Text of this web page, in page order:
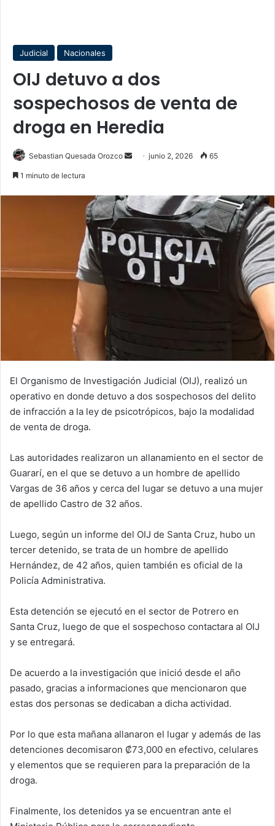
Judicial Nacionales
OIJ detuvo a dos
sospechosos de venta de
droga en Heredia
Sebastian Quesada Orozco
Sendjunio 2, 2026 65
1 minuto de lectura
El Organismo de Investigación Judicial (OIJ), realizó un
operativo en donde detuvo a dos sospechosos del delito
de infracción a la ley de psicotrópicos, bajo la modalidad
de venta de droga.
Las autoridades realizaron un allanamiento en el sector de
Guararí, en el que se detuvo a un hombre de apellido
Vargas de 36 años y cerca del lugar se detuvo a una mujer
de apellido Castro de 32 años.
Luego, según un informe del OIJ de Santa Cruz, hubo un
tercer detenido, se trata de un hombre de apellido
Hernández, de 42 años, quien también es oficial de la
Policía Administrativa.
Esta detención se ejecutó en el sector de Potrero en
Santa Cruz, luego de que el sospechoso contactara al OIJ
y se entregará.
De acuerdo a la investigación que inició desde el año
pasado, gracias a informaciones que mencionaron que
estas dos personas se dedicaban a dicha actividad.
Por lo que esta mañana allanaron el lugar y además de las
detenciones decomisaron ₡73,000 en efectivo, celulares
y elementos que se requieren para la preparación de la
droga.
Finalmente, los detenidos ya se encuentran ante el